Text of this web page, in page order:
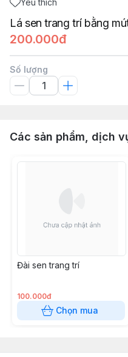
Lá sen trang trí bằng
200.000đ
Số lượng
Các sản phẩm, dịch
Đài sen trang trí
100.000đ
Chọn mua